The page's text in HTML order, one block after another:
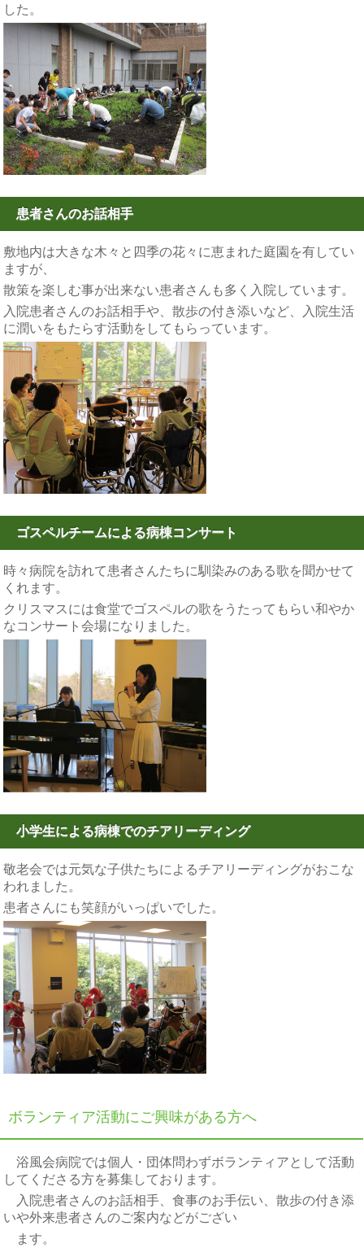
した。
患者さんのお話相手
敷地内は大きな木々と四季の花々に恵まれた庭園を有してい
ますが、
散策を楽しむ事が出来ない患者さんも多く入院しています。
入院患者さんのお話相手や、散歩の付き添いなど、入院生活
に潤いをもたらす活動をしてもらっています。
ゴスペルチームによる病棟コンサート
時々病院を訪れて患者さんたちに馴染みのある歌を聞かせて
くれます。
クリスマスには食堂でゴスペルの歌をうたってもらい和やか
なコンサート会場になりました。
小学生による病棟でのチアリーディング
敬老会では元気な子供たちによるチアリーディングがおこな
われました。
患者さんにも笑顔がいっぱいでした。
ボランティア活動にご興味がある方へ
浴風会病院では個人・団体問わずボランティアとして活動
してくださる方を募集しております。
入院患者さんのお話相手、食事のお手伝い、散歩の付き添
いや外来患者さんのご案内などがござい
ます。